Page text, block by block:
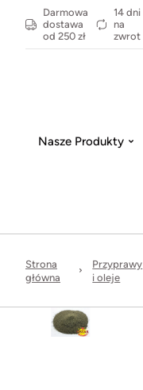
Darmowa
dostawa
od 250 zł
14 dni
na
zwrot
Nasze Produkty
Strona
główna
Przyprawy
i oleje